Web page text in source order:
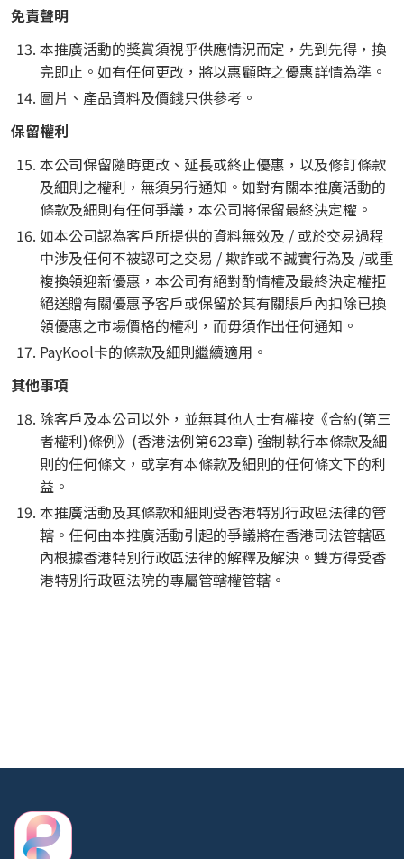
免責聲明
本推廣活動的獎賞須視乎供應情況而定，先到先得，換
完即止。如有任何更改，將以惠顧時之優惠詳情為準。
圖片、產品資料及價錢只供參考。
保留權利
本公司保留隨時更改、延長或終止優惠，以及修訂條款
及細則之權利，無須另行通知。如對有關本推廣活動的
條款及細則有任何爭議，本公司將保留最終決定權。
如本公司認為客戶所提供的資料無效及 / 或於交易過程
中涉及任何不被認可之交易 / 欺詐或不誠實行為及 /或重
複換領迎新優惠，本公司有絕對酌情權及最終決定權拒
絕送贈有關優惠予客戶或保留於其有關賬戶內扣除已換
領優惠之市場價格的權利，而毋須作出任何通知。
PayKool卡的條款及細則繼續適用。
其他事項
除客戶及本公司以外，並無其他人士有權按《合約(第三
者權利)條例》(香港法例第623章) 強制執行本條款及細
則的任何條文，或享有本條款及細則的任何條文下的利
益。
本推廣活動及其條款和細則受香港特別行政區法律的管
轄。任何由本推廣活動引起的爭議將在香港司法管轄區
內根據香港特別行政區法律的解釋及解決。雙方得受香
港特別行政區法院的專屬管轄權管轄。